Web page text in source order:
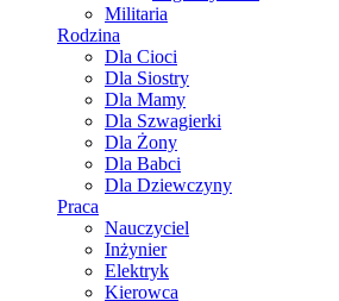
Militaria
Rodzina
Dla Cioci
Dla Siostry
Dla Mamy
Dla Szwagierki
Dla Żony
Dla Babci
Dla Dziewczyny
Praca
Nauczyciel
Inżynier
Elektryk
Kierowca